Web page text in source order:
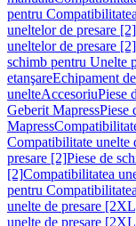
pentru
uneltelor de presare [2]
uneltelor de presare [2]
schimb pentru Unelte
etanşareEchipament
unelteAccesoriuPiese
Geberit MapressPiese
Mapress
Compatibilitate unelte
presare [2]Piese de
[2]Compatibilitatea
pentru
unelte de presare
unelte de presare